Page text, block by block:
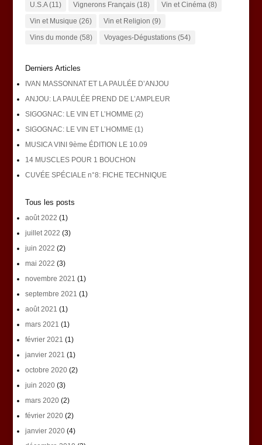
U.S.A(11) Vignerons Français(18) Vin et Cinéma(8)
Vin et Musique (26) Vin et Religion (9)
Vins du monde (58) Voyages-Dégustations(54)
Derniers Articles
IVAN MASSONNAT ET LA PAULÉE D’ANJOU
ANJOU: LA PAULÉE PREND DE L’AMPLEUR
SIGOGNAC: LE VIN ET L’HOMME (2)
SIGOGNAC: LE VIN ET L’HOMME (1)
MUSICA VINI 9ème ÉDITION LE 10.09
14 MUSCLES POUR 1 BOUCHON
CUVÉE SPÉCIALE n°8: FICHE TECHNIQUE
Tous les posts
août 2022 (1)
juillet 2022 (3)
juin 2022 (2)
mai 2022 (3)
novembre 2021 (1)
septembre 2021 (1)
août 2021 (1)
mars 2021 (1)
février 2021 (1)
janvier 2021 (1)
octobre 2020(2)
juin 2020(3)
mars 2020(2)
février 2020(2)
janvier 2020(4)